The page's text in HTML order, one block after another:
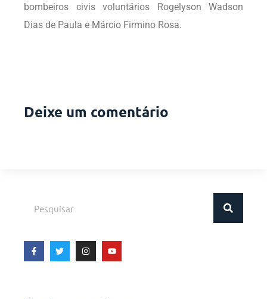
bombeiros civis voluntários Rogelyson Wadson
Dias de Paula e Márcio Firmino Rosa.
Deixe um comentário